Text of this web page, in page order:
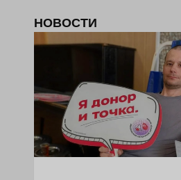
НОВОСТИ